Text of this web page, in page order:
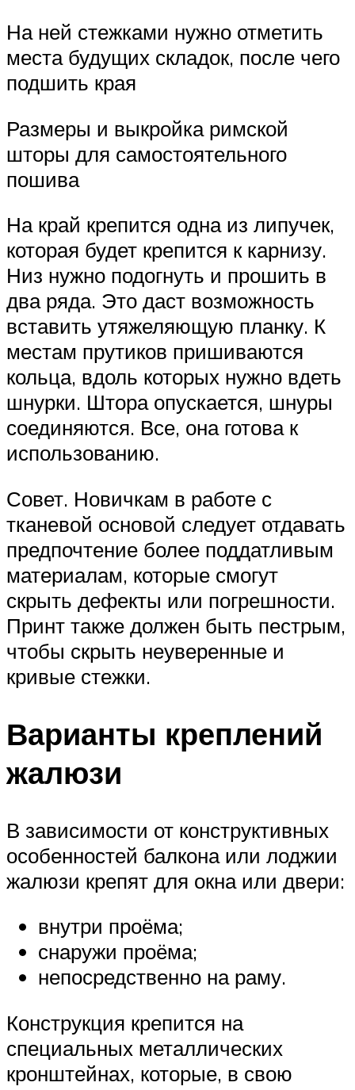
На ней стежками нужно отметить
места будущих складок, после чего
подшить края
Размеры и выкройка римской
шторы для самостоятельного
пошива
На край крепится одна из липучек,
которая будет крепится к карнизу.
Низ нужно подогнуть и прошить в
два ряда. Это даст возможность
вставить утяжеляющую планку. К
местам прутиков пришиваются
кольца, вдоль которых нужно вдеть
шнурки. Штора опускается, шнуры
соединяются. Все, она готова к
использованию.
Совет. Новичкам в работе с
тканевой основой следует отдавать
предпочтение более поддатливым
материалам, которые смогут
скрыть дефекты или погрешности.
Принт также должен быть пестрым,
чтобы скрыть неуверенные и
кривые стежки.
Варианты креплений
жалюзи
В зависимости от конструктивных
особенностей балкона или лоджии
жалюзи крепят для окна или двери:
внутри проёма;
снаружи проёма;
непосредственно на раму.
Конструкция крепится на
специальных металлических
кронштейнах, которые, в свою